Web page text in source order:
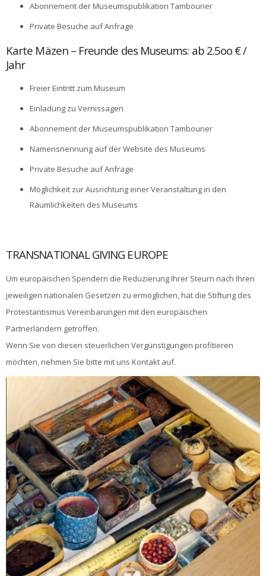
Abonnement der Museumspublikation Tambourier
Private Besuche auf Anfrage
Karte Mäzen – Freunde des Museums: ab 2.5oo € /
Jahr
Freier Eintritt zum Museum
Einladung zu Vernissagen
Abonnement der Museumspublikation Tambourier
Namensnennung auf der Website des Museums
Private Besuche auf Anfrage
Möglichkeit zur Ausrichtung einer Veranstaltung in den
Räumlichkeiten des Museums
TRANSNATIONAL GIVING EUROPE
Um europäischen Spendern die Reduzierung Ihrer Steurn nach Ihren
jeweiligen nationalen Gesetzen zu ermöglichen, hat die Stiftung des
Protestantismus Vereinbarungen mit den europäischen
Partnerländern getroffen.
Wenn Sie von diesen steuerlichen Vergünstigungen profitieren
möchten, nehmen Sie bitte mit uns Kontakt auf.